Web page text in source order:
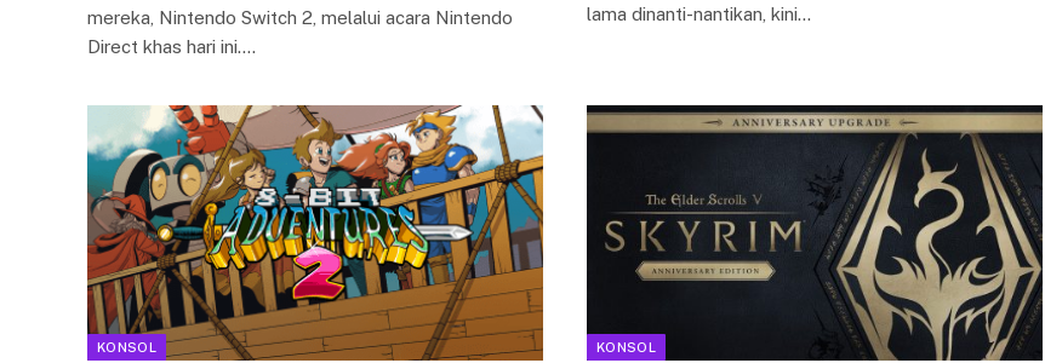
mereka, Nintendo Switch 2, melalui acara Nintendo
Direct khas hari ini.…
lama dinanti-nantikan, kini…
KONSOL KONSOL